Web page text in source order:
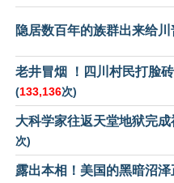
隐居数百年的族群出来给川
老井冒烟 ！四川村民打脸
(133,136次)
大科学家往返天堂地狱完成
次)
露出本相！美国的黑暗沼